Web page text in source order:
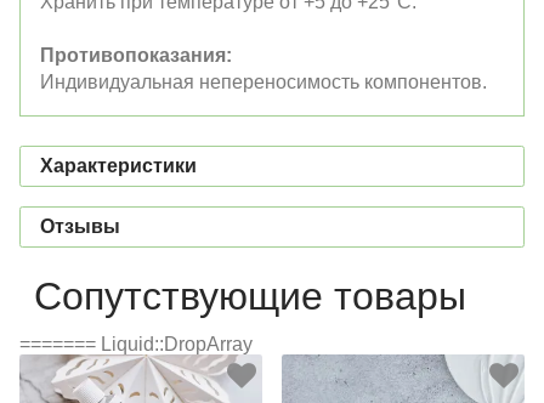
Противопоказания:
Индивидуальная непереносимость компонентов.
Характеристики
Отзывы
Сопутствующие товары
======= Liquid::DropArray